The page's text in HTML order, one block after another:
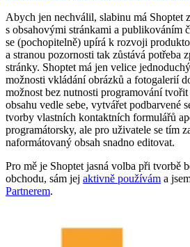
Abych jen nechválil, slabinu má Shoptet
s obsahovými stránkami a publikováním
se (pochopitelně) upírá k rozvoji
a stranou pozornosti tak zůstává potřeba
stránky. Shoptet má jen velice
možnosti vkládání obrázků a fotogalerií
možnost bez nutnosti programování
obsahu vedle sebe, vytvářet podbarvené
tvorby vlastních kontaktních formulářů
programátorsky, ale pro uživatele se tím
naformátovaný obsah snadno editovat.
Pro mě je Shoptet jasná volba při tvorbě
obchodu, sám jej aktivně používám a
Partnerem.